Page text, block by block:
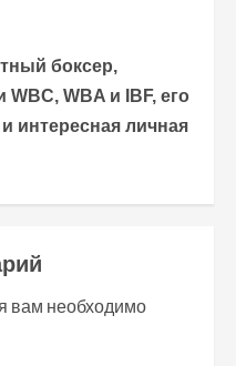
боксер,
WBA и IBF, его
интересная личная
вам необходимо